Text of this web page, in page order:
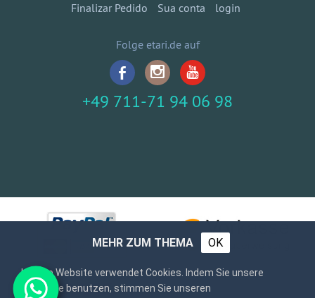
Finalizar Pedido Sua conta login
Folge etari.de auf
+49 711-71 94 06 98
MEHR ZUM THEMA OK
Unsere Website verwendet Cookies. Indem Sie unsere
Webseite benutzen, stimmen Sie unseren